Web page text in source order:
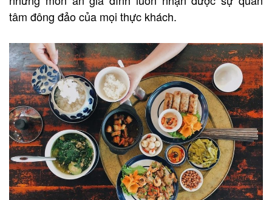
tâm đông đảo của mọi thực khách.